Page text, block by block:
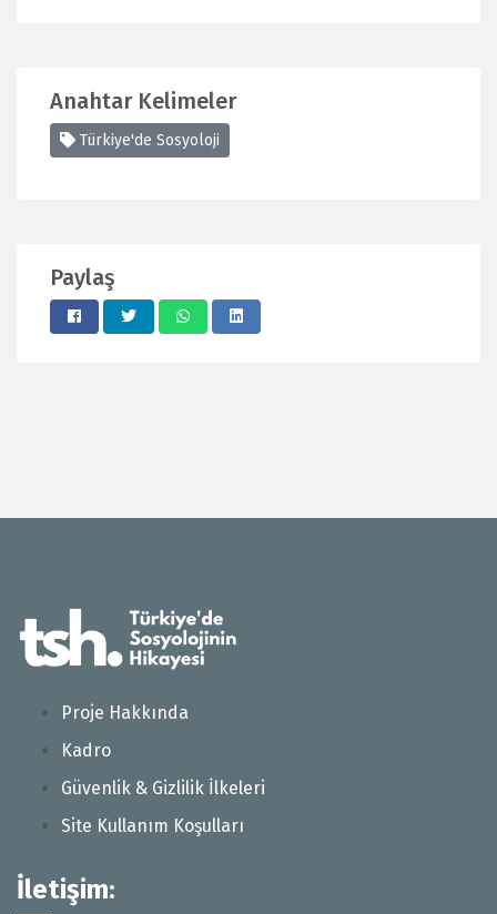
Anahtar Kelimeler
Türkiye'de Sosyoloji
Paylaş
Proje Hakkında
Kadro
Güvenlik & Gizlilik İlkeleri
Site Kullanım Koşulları
İletişim: